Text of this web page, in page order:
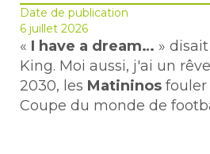
Date de publication
6 juillet 2026
« I have a dream… »
King. Moi aussi, j'ai un
2030, les Matininos fouler
Coupe du monde de